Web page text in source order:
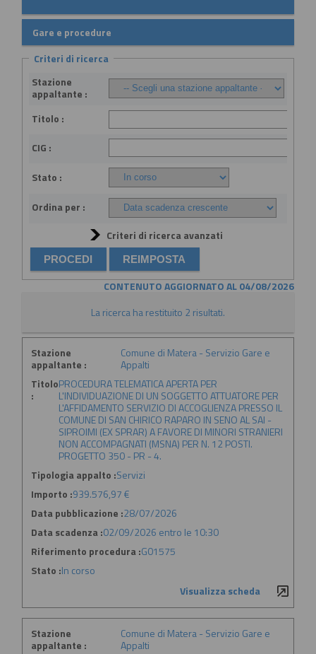
Gare e procedure
Criteri di ricerca
Stazione
appaltante :
Titolo :
CIG :
Stato :
Ordina per :
Criteri di ricerca avanzati
CONTENUTO AGGIORNATO AL 04/08/2026
La ricerca ha restituito 2 risultati.
Stazione
appaltante :
Comune di Matera - Servizio Gare e
Appalti
Titolo
:
PROCEDURA TELEMATICA APERTA PER
L'INDIVIDUAZIONE DI UN SOGGETTO ATTUATORE PER
L'AFFIDAMENTO SERVIZIO DI ACCOGLIENZA PRESSO IL
COMUNE DI SAN CHIRICO RAPARO IN SENO AL SAI -
SIPROIMI (EX SPRAR) A FAVORE DI MINORI STRANIERI
NON ACCOMPAGNATI (MSNA) PER N. 12 POSTI.
PROGETTO 350 - PR - 4.
Tipologia appalto :Servizi
Importo :939.576,97 €
Data pubblicazione :28/07/2026
Data scadenza :02/09/2026 entro le 10:30
Riferimento procedura :G01575
Stato :In corso
Visualizza scheda
Stazione
appaltante :
Comune di Matera - Servizio Gare e
Appalti